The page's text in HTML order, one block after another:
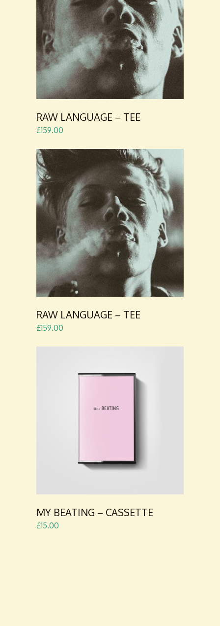
ADD TO
CART
RAW LANGUAGE – TEE
£159.00
ADD TO
CART
RAW LANGUAGE – TEE
£159.00
ADD TO
MY BEATING – CASSETTE
£15.00